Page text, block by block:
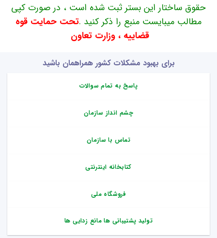
حقوق ساختار این بستر ثبت شده است ، در صورت کپی
مطالب میبایست منبع را ذکر کنید .تحت حمایت قوه
قضاییه ، وزارت تعاون
برای بهبود مشکلات کشور همراهمان باشید
پاسخ به تمام سوالات
چشم انداز سازمان
تماس با سازمان
کتابخانه اینترنتی
فروشگاه ملی
تولید پشتیبانی ها مانع زدایی ها